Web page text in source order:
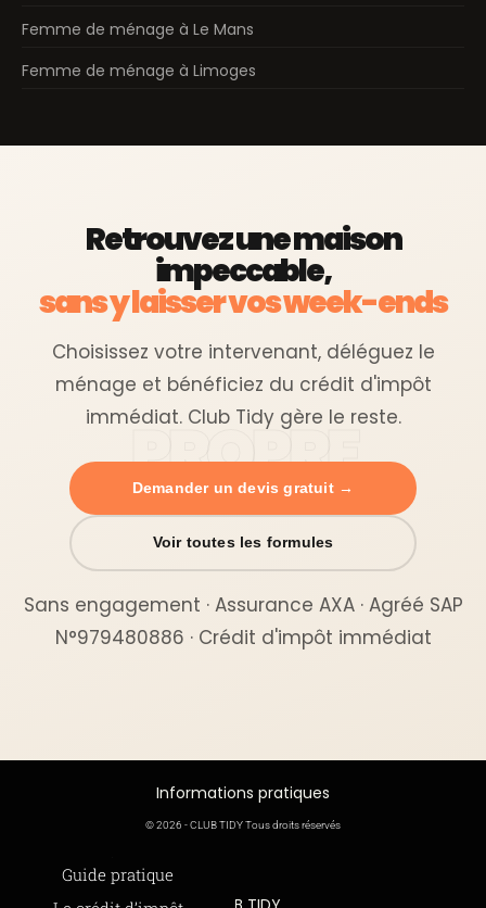
Femme de ménage à Le Mans
Femme de ménage à Limoges
Retrouvez une maison
impeccable,
sans y laisser vos week-ends
Choisissez votre intervenant, déléguez le
ménage et bénéficiez du crédit d'impôt
immédiat. Club Tidy gère le reste.
Demander un devis gratuit →
Voir toutes les formules
Sans engagement · Assurance AXA · Agréé SAP
N°979480886 · Crédit d'impôt immédiat
Informations pratiques
Guide pratique
© 2026 - CLUB TIDY Tous droits réservés
Informations légales